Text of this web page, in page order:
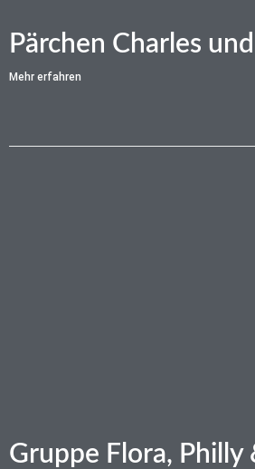
Pärchen Charles
Mehr erfahren
Gruppe Flora, Philly